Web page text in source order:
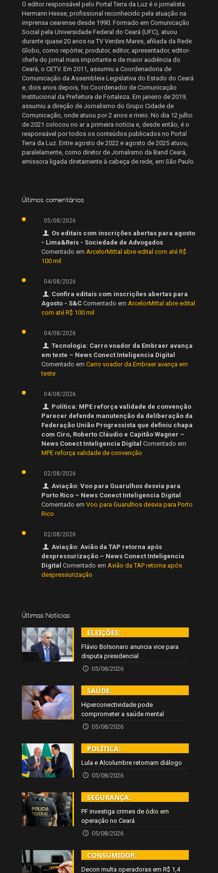
O editor responsável pelo Portal Terra da Luz é o jornalista
Hermann Hesse, profissional reconhecido pela atuação na
imprensa cearense desde 1990. Formado em Comunicação
Social pela Universidade Federal do Ceará (UFC), atuou
durante quase 20 anos na TV Verdes Mares, afiliada da Rede
Globo, como repórter, produtor, editor, apresentador, editor-
chefe do jornal mais importante e de maior audiência do
Ceará, o CETV. Em 2011, assumiu a Coordenadoria de
Comunicação da Assembleia Legislativa do Estado do Ceará
e, dois anos depois, foi Coordenador de Comunicação
Institucional da Prefeitura de Fortaleza. Em janeiro de 2019,
assumiu a direção de Jornalismo do Grupo Cidade de
Comunicação, onde atuou por 2 anos e meio. No dia 12 julho
de 2021 colocou no ar a primeira notícia e, desde então, é o
responsável por todos os conteúdos publicados no Portal
Terra da Luz. Entre agosto de 2022 e agosto de 2025 atuou,
paralelamente, como diretor de Jornalismo da Band Ceará,
emissora ligada diretamente à cabeça de rede, em São Paulo.
Últimos comentários
05/08/2026
Os editais com inscrições abertas para agosto
- Lima&Reis - Sociedade de Advogados
Comentado em ArcelorMittal abre edital com até R$
100 mil
04/08/2026
Confira editais com inscrições abertas para
Agosto - S&C Comentado em ArcelorMittal abre edital
com até R$ 100 mil
04/08/2026
Tecnologia: Carro voador da Embraer avança
em teste – News Conect Inteligencia Digital
Comentado em Carro voador da Embraer avança em
teste
04/08/2026
Política: MPE reforça validade de convenção
Parecer defende manutenção da deliberação da
Federação União Progressista que definiu chapa
com Ciro, Roberto Cláudio e Capitão Wagner –
News Conect Inteligencia Digital Comentado em
MPE reforça validade de convenção
02/08/2026
Aviação: Voo para Guarulhos desvia para
Porto Rico – News Conect Inteligencia Digital
Comentado em Voo para Guarulhos desvia para Porto
Rico
02/08/2026
Aviação: Avião da TAP retorna após
despressurização – News Conect Inteligencia
Digital Comentado em Avião da TAP retorna após
despressurização
Últimas Notícias
ELEIÇÕES:
Flávio Bolsonaro anuncia vice para
disputa presidencial
05/08/2026
SAÚDE:
Hiperconectividade pode
comprometer a saúde mental
05/08/2026
POLÍTICA:
Lula e Alcolumbre retomam diálogo
05/08/2026
SEGURANÇA:
PF investiga crimes de ódio em
operação no Ceará
05/08/2026
CONSUMIDOR:
Decon multa operadoras em R$ 1,4